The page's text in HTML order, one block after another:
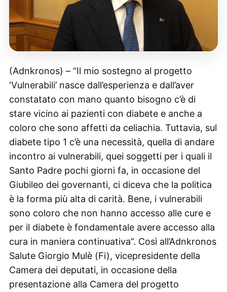
(Adnkronos) – “Il mio sostegno al progetto
‘Vulnerabili’ nasce dall’esperienza e dall’aver
constatato con mano quanto bisogno c’è di
stare vicino ai pazienti con diabete e anche a
coloro che sono affetti da celiachia. Tuttavia, sul
diabete tipo 1 c’è una necessità, quella di andare
incontro ai vulnerabili, quei soggetti per i quali il
Santo Padre pochi giorni fa, in occasione del
Giubileo dei governanti, ci diceva che la politica
è la forma più alta di carità. Bene, i vulnerabili
sono coloro che non hanno accesso alle cure e
per il diabete è fondamentale avere accesso alla
cura in maniera continuativa”. Così all’Adnkronos
Salute Giorgio Mulè (Fi), vicepresidente della
Camera dei deputati, in occasione della
presentazione alla Camera del progetto